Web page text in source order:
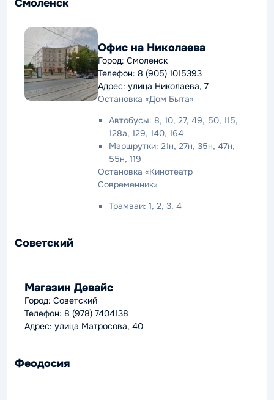
Смоленск
Офис на Николаева
Город: Смоленск
Телефон: 8 (905) 1015393
Адрес: улица Николаева, 7
Остановка «Дом Быта»
Автобусы: 8, 10, 27, 49, 50, 115,
128а, 129, 140, 164
Маршрутки: 21н, 27н, 35н, 47н,
55н, 119
Остановка «Кинотеатр
Современник»
Трамваи: 1, 2, 3, 4
Советский
Магазин Девайс
Город: Советский
Телефон: 8 (978) 7404138
Адрес: улица Матросова, 40
Феодосия